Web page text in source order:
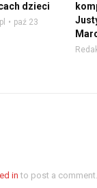
dzieci
paź 23
into post a comment.